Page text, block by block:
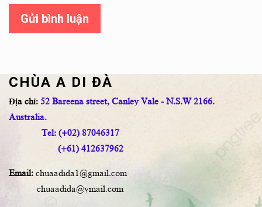
Gửi bình luận
CHÙA A DI ĐÀ
Địa chỉ: 52 Bareena street, Canley Vale - N.S.W 2166.
Australia.
Tel: (+02) 87046317
(+61) 412637962
Email: chuaadida1@gmail.com
chuaadida@ymail.com